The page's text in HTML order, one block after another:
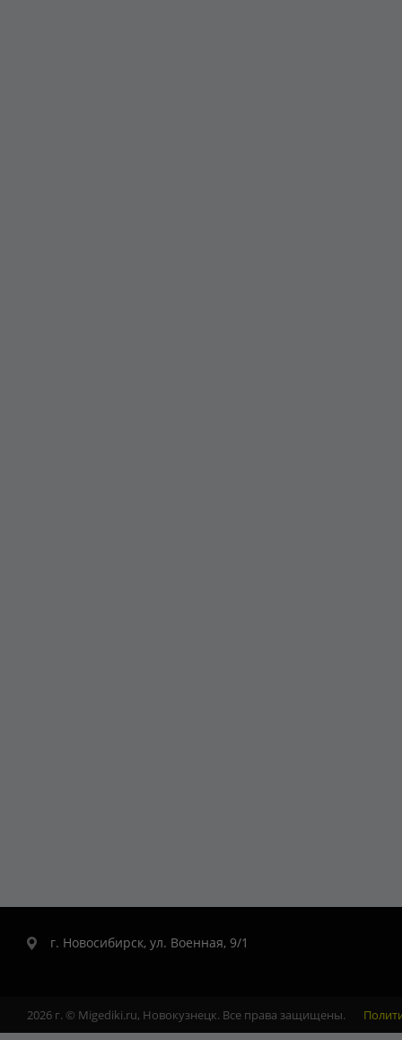
г. Новосибирск, ул. Военная, 9/1
2026 г. © Migediki.ru, Новокузнецк. Все права защищены.